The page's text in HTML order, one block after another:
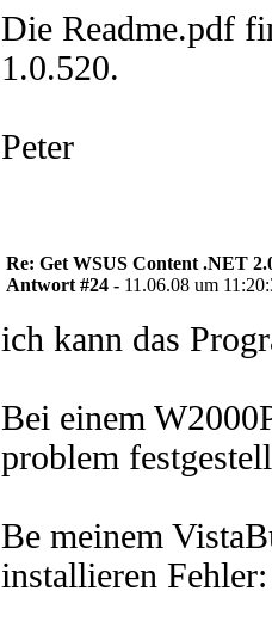
Die Readme.pdf
1.0.520.
Peter
Re: Get WSUS Content .NET
Antwort #24 - 11.06.08 um
ich kann das
Bei einem
problem
Be meinem
installieren